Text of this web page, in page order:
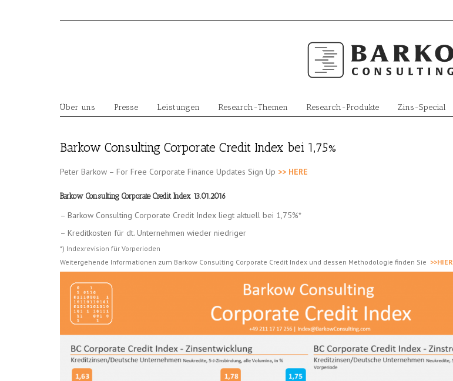
Über uns Presse Leistungen Research-Themen Research-Produkte Zins-Special
Barkow Consulting Corporate Credit Index bei 1,75%
Peter Barkow – For Free Corporate Finance Updates Sign Up >> HERE
Barkow Consulting Corporate Credit Index 13.01.2016
– Barkow Consulting Corporate Credit Index liegt aktuell bei 1,75%*
– Kreditkosten für dt. Unternehmen wieder niedriger
*) Indexrevision für Vorperioden
Weitergehende Informationen zum Barkow Consulting Corporate Credit Index und dessen Methodologie finden Sie >>HIER